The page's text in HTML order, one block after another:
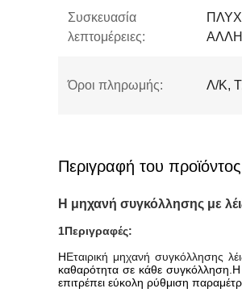
Συσκευασία
λεπτομέρειες:
Όροι πληρωμής: Λ/Κ,
Περιγραφή του προϊόντος
Η μηχανή συγκόλλησης με
1Περιγραφές:
ΗΕταιρική μηχανή συγκόλλησης
καθαρότητα σε κάθε
επιτρέπει εύκολη ρύθμιση